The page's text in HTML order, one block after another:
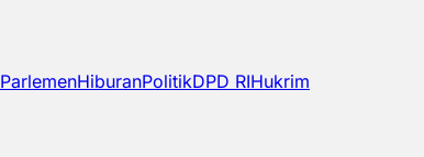
ParlemenHiburanPolitikDPD RIHukrim